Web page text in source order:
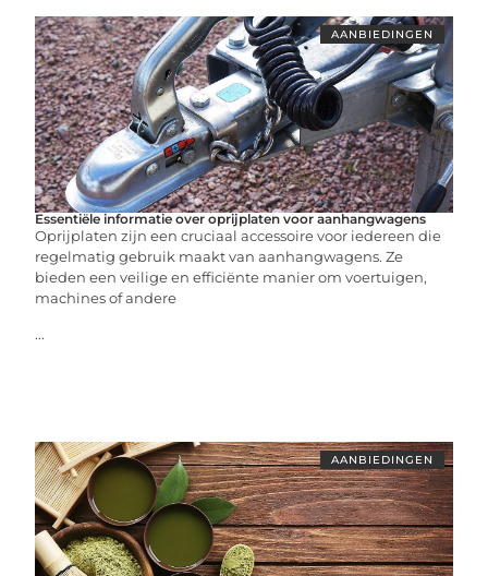
AANBIEDINGEN
Essentiële informatie over oprijplaten voor aanhangwagens
Oprijplaten zijn een cruciaal accessoire voor iedereen die
regelmatig gebruik maakt van aanhangwagens. Ze
bieden een veilige en efficiënte manier om voertuigen,
machines of andere
...
AANBIEDINGEN